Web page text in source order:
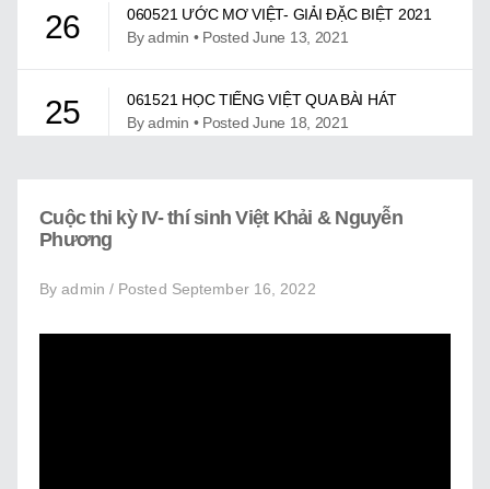
Trung Tâm Việt Ngữ
Gây Quỹ
26
060521 ƯỚC MƠ VIỆT- GIẢI ĐẶC BIỆT 2021
By admin • Posted June 13, 2021
25
061521 HỌC TIẾNG VIỆT QUA BÀI HÁT
By admin • Posted June 18, 2021
24
061921 ƯỚC MƠ VIỆT – MỪNG NGÀY LỄ
CHA
By admin • Posted July 13, 2021
23
07302021 – CUỘC THI UỚC MƠ VIỆT KỲ III
Cuộc thi kỳ IV- thí sinh Việt Khải & Nguyễn
Phương
By admin / Posted September 16, 2022